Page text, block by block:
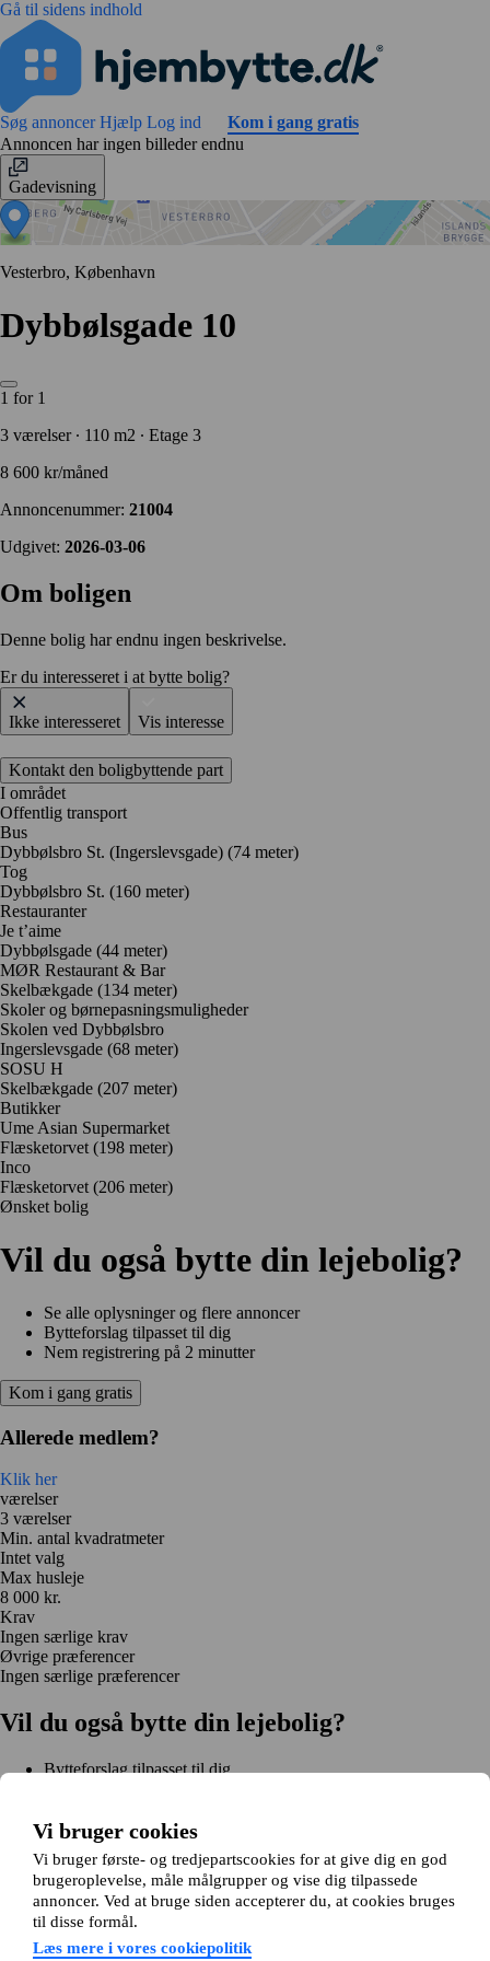
Gå til sidens indhold
Vi bruger cookies
Vi bruger første- og tredjepartscookies for at give dig en god
brugeroplevelse, måle målgrupper og vise dig tilpassede
annoncer. Ved at bruge siden accepterer du, at cookies bruges
til disse formål.
Læs mere i vores cookiepolitik
Søg annoncerHjælp Log ind
Kom i gang gratis
Annoncen har ingen billeder endnu
Gadevisning
Vesterbro, København
Dybbølsgade 10
1 for 1
3 værelser ∙ 110 m2 ∙ Etage 3
8 600 kr/måned
Annoncenummer: 21004
Udgivet: 2026-03-06
Om boligen
Denne bolig har endnu ingen beskrivelse.
Er du interesseret i at bytte bolig?
Ikke interesseret Vis interesse
Kontakt den boligbyttende part
I området
Offentlig transport
Bus
Dybbølsbro St. (Ingerslevsgade) (74 meter)
Tog
Dybbølsbro St. (160 meter)
Restauranter
Je t’aime
Dybbølsgade (44 meter)
MØR Restaurant & Bar
Skelbækgade (134 meter)
Skoler og børnepasningsmuligheder
Skolen ved Dybbølsbro
Ingerslevsgade (68 meter)
SOSU H
Skelbækgade (207 meter)
Butikker
Ume Asian Supermarket
Flæsketorvet (198 meter)
Inco
Flæsketorvet (206 meter)
Ønsket bolig
Vil du også bytte din lejebolig?
Se alle oplysninger og flere annoncer
Bytteforslag tilpasset til dig
Nem registrering på 2 minutter
Kom i gang gratis
Allerede medlem?
Klik her
værelser
3 værelser
Min. antal kvadratmeter
Intet valg
Max husleje
8 000 kr.
Krav
Ingen særlige krav
Øvrige præferencer
Ingen særlige præferencer
Vil du også bytte din lejebolig?
Bytteforslag tilpasset til dig
Kom i gang gratis
Kom i gang
Kom i gang gratisSøg annoncerLog ind
Læs mere
Nyheder og tips
Om Hjembytte.dk